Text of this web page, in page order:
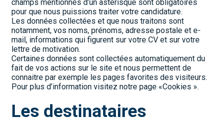
champs mentionnés d’un astérisque sont obligatoires
pour que nous puissions traiter votre candidature.
Les données collectées et que nous traitons sont
notamment, vos noms, prénoms, adresse postale et e-
mail, informations qui figurent sur votre CV et sur votre
lettre de motivation.
Certaines données sont collectées automatiquement du
fait de vos actions sur le site et nous permettent de
connaitre par exemple les pages favorites des visiteurs.
Pour plus d’information visitez notre page «Cookies ».
Les destinataires